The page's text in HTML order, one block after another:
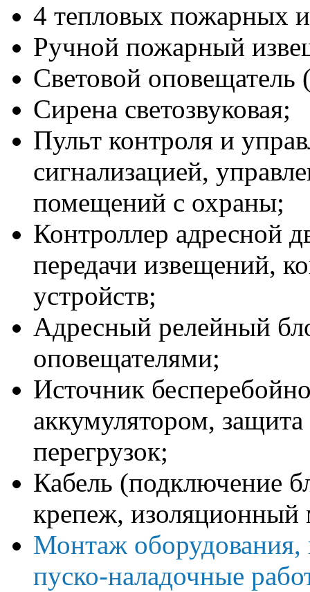
4 тепловых пожарных
Ручной пожарный
Световой
Сирена светозвуковая;
Пульт контроля и
сигнализацией,
помещений с охраны;
Контроллер адресной
передачи извещений,
устройств;
Адресный релейный
оповещателями;
Источник
аккумулятором,
перегрузок;
Кабель (подключение
крепеж, изоляционный
Монтаж оборудования,
пуско-наладочные